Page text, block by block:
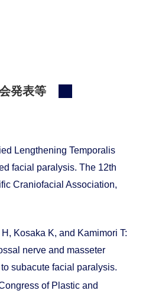
発表等
Lengthening Temporalis
facial paralysis. The 12th
Craniofacial Association,
Kosaka K, and Kamimori T:
nerve and masseter
subacute facial paralysis.
of Plastic and